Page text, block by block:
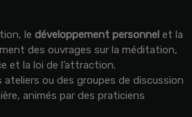
le développement personnel et la
des ouvrages sur la méditation,
et la loi de l’attraction.
ou des groupes de discussion
animés par des praticiens